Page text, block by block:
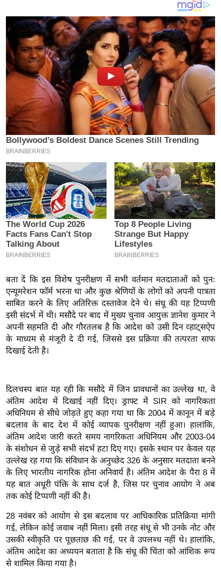
ब
खे
ल
ट
I
P
L
2
0
2
6
क्रा
इ
म
ई
पे
प
र
मि
सा
ल
मि
सा
ल
श
ख्सि
य
त
यं
ग
इं
डि
या
सा
हि
बता दें कि इस विशेष पुनरीक्षण में सभी वर्तमान मतदाताओं को पुनः
एन्यूमरेशन फॉर्म भरना था और कुछ श्रेणियों के लोगों को अपनी पात्रता
साबित करने के लिए अतिरिक्त दस्तावेज देने थे। संधू की यह टिप्पणी
इसी संदर्भ में थी। मसौदे पर बाद में मुख्य चुनाव आयुक्त ज्ञानेश कुमार ने
अपनी सहमति दी और गौरतलब है कि आदेश को उसी दिन व्हाट्सऐप
के माध्यम से मंजूरी दे दी गई, जिससे इस प्रक्रिया की तत्परता साफ
दिखाई देती है।
दिलचस्प बात यह रही कि मसौदे में जिन प्रावधानों का उल्लेख था, वे
अंतिम आदेश में दिखाई नहीं दिए। ड्राफ्ट में SIR को नागरिकता
अधिनियम से सीधे जोड़ते हुए कहा गया था कि 2004 में कानून में बड़े
बदलाव के बाद देश में कोई व्यापक पुनरीक्षण नहीं हुआ। हालांकि,
अंतिम आदेश जारी करते समय नागरिकता अधिनियम और 2003-04
के संशोधन से जुड़े सभी संदर्भ हटा दिए गए। इसके स्थान पर केवल यह
उल्लेख रह गया कि संविधान के अनुच्छेद 326 के अनुसार मतदाता बनने
के लिए भारतीय नागरिक होना अनिवार्य है। अंतिम आदेश के पैरा 8 में
यह बात अधूरी पंक्ति के साथ दर्ज है, जिस पर चुनाव आयोग ने अब
तक कोई टिप्पणी नहीं की है।
28 नवंबर को आयोग से इस बदलाव पर आधिकारिक प्रतिक्रिया मांगी
गई, लेकिन कोई जवाब नहीं मिला। इसी तरह संधू से भी उनके नोट और
उसकी स्वीकृति पर पूछताछ की गई, पर वे उपलब्ध नहीं थे। हालांकि,
अंतिम आदेश का अध्ययन बताता है कि संधू की चिंता को आंशिक रूप
से शामिल किया गया है।